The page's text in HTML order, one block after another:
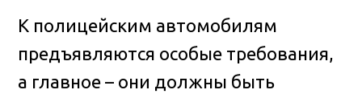
К полицейским автомобилям
предъявляются особые требования,
а главное – они должны быть